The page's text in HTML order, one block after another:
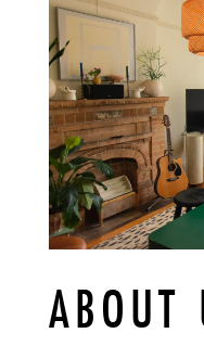
ABOUT